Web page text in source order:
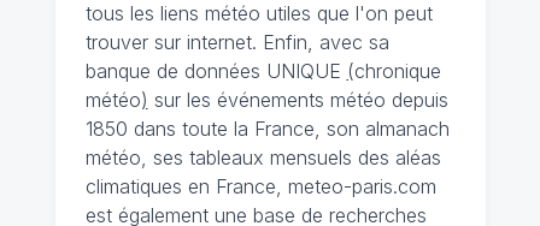
tous les liens météo utiles que l'on peut
trouver sur internet. Enfin, avec sa
banque de données UNIQUE (chronique
météo) sur les événements météo depuis
1850 dans toute la France, son almanach
météo, ses tableaux mensuels des aléas
climatiques en France, meteo-paris.com
est également une base de recherches